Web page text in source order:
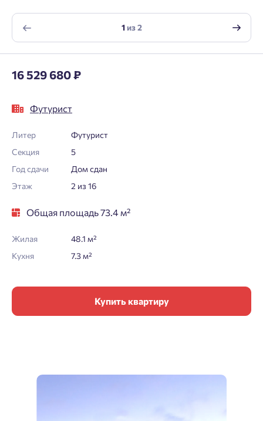
16 529 680 ₽
Футурист
Литер
Футурист
Секция
5
Год сдачи
Дом сдан
Этаж
2 из 16
Общая площадь 73.4 м²
Жилая
48.1 м²
Кухня
7.3 м²
Купить квартиру
1из2